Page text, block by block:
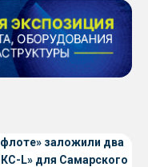
заложили два
L» для Самарского